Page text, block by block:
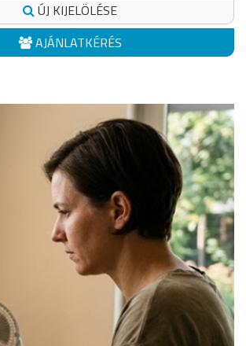
ÚJ KIJELÖLÉSE
AJÁNLATKÉRÉS